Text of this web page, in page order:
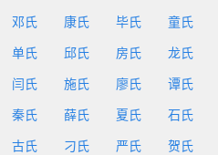
邓氏 康氏 毕氏 童氏
单氏 邱氏 房氏 龙氏
闫氏 施氏 廖氏 谭氏
秦氏 薛氏 夏氏 石氏
古氏 刁氏 严氏 贺氏